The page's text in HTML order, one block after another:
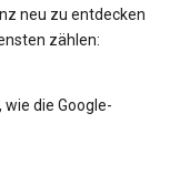
neu zu entdecken
zählen:
die Google-